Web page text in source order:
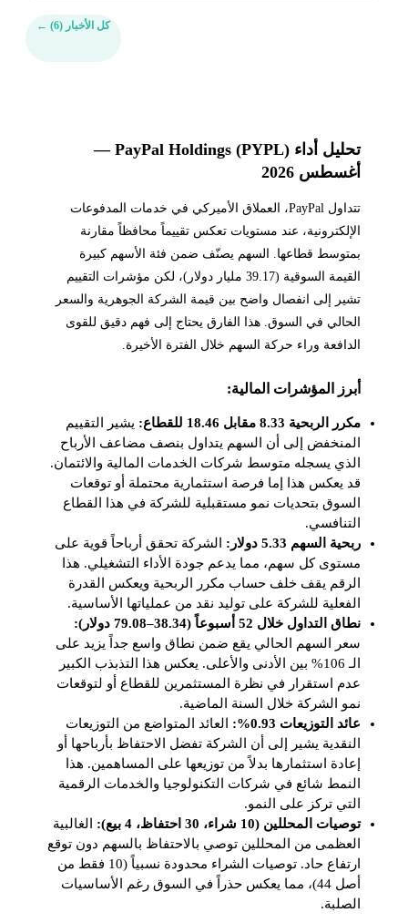
كل الأخبار (6) ←
تحليل أداء PayPal Holdings (PYPL) —
أغسطس 2026
تتداول PayPal، العملاق الأميركي في خدمات المدفوعات
الإلكترونية، عند مستويات تعكس تقييماً محافظاً مقارنة
بمتوسط قطاعها. السهم يصنّف ضمن فئة الأسهم كبيرة
القيمة السوقية (39.17 مليار دولار)، لكن مؤشرات التقييم
تشير إلى انفصال واضح بين قيمة الشركة الجوهرية والسعر
الحالي في السوق. هذا الفارق يحتاج إلى فهم دقيق للقوى
الدافعة وراء حركة السهم خلال الفترة الأخيرة.
أبرز المؤشرات المالية:
مكرر الربحية 8.33 مقابل 18.46 للقطاع:
يشير التقييم
المنخفض إلى أن السهم يتداول بنصف مضاعف الأرباح
الذي يسجله متوسط شركات الخدمات المالية والائتمان.
قد يعكس هذا إما فرصة استثمارية محتملة أو توقعات
السوق بتحديات نمو مستقبلية للشركة في هذا القطاع
التنافسي.
ربحية السهم 5.33 دولار:
الشركة تحقق أرباحاً قوية على
مستوى كل سهم، مما يدعم جودة الأداء التشغيلي. هذا
الرقم يقف خلف حساب مكرر الربحية ويعكس القدرة
الفعلية للشركة على توليد نقد من عملياتها الأساسية.
نطاق التداول خلال 52 أسبوعاً (38.34–79.08 دولار):
سعر السهم الحالي يقع ضمن نطاق واسع جداً يزيد على
الـ 106% بين الأدنى والأعلى. يعكس هذا التذبذب الكبير
عدم استقرار في نظرة المستثمرين للقطاع أو لتوقعات
نمو الشركة خلال السنة الماضية.
عائد التوزيعات 0.93%:
العائد المتواضع من التوزيعات
النقدية يشير إلى أن الشركة تفضل الاحتفاظ بأرباحها أو
إعادة استثمارها بدلاً من توزيعها على المساهمين. هذا
النمط شائع في شركات التكنولوجيا والخدمات الرقمية
التي تركز على النمو.
توصيات المحللين (10 شراء، 30 احتفاظ، 4 بيع):
الغالبية
العظمى من المحللين توصي بالاحتفاظ بالسهم دون توقع
ارتفاع حاد. توصيات الشراء محدودة نسبياً (10 فقط من
أصل 44)، مما يعكس حذراً في السوق رغم الأساسيات
الصلبة.